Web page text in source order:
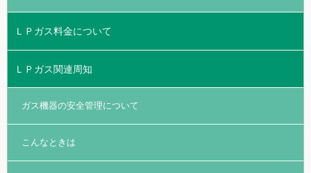
ＬＰガス料金について
ＬＰガス関連周知
ガス機器の安全管理について
こんなときは